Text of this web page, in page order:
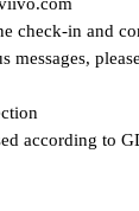
check-in and
messages,
according to